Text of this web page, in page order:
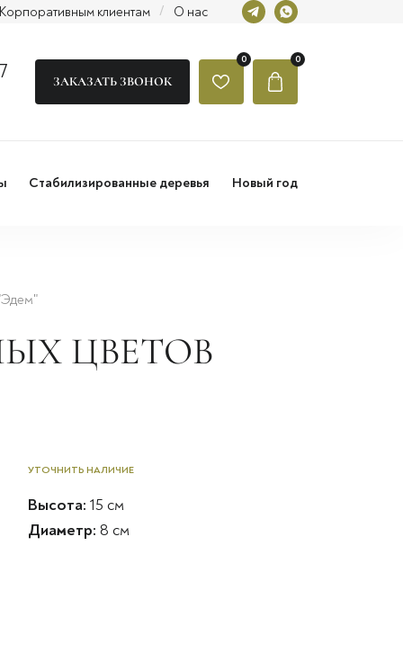
клиентам / О нас
ЗАКАЗАТЬ ЗВОНОК
0 0
Стабилизированные деревья Новый год
ЦВЕТОВ
УТОЧНИТЬ НАЛИЧИЕ
Высота: 15 см
Диаметр: 8 см